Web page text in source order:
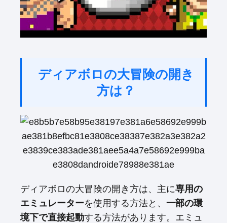
ディアボロの大冒険の開き
方は？
ディアボロの大冒険の開き方は、主に専用の
エミュレーターを使用する方法と、 一部の環
境下で直接起動する方法があります。エミュ